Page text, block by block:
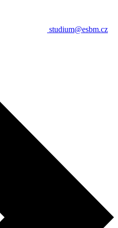
studium@esbm.cz